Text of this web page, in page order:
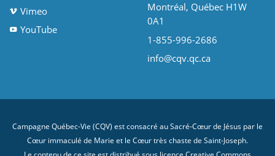
Vimeo
YouTube
Montréal, Québec H1W
0A1
1-855-996-2686
info@cqv.qc.ca
Campagne Québec-Vie (CQV) est consacré au Sacré-Cœur de Jésus par le
Cœur immaculé de Marie et le Cœur très chaste de Saint-Joseph.